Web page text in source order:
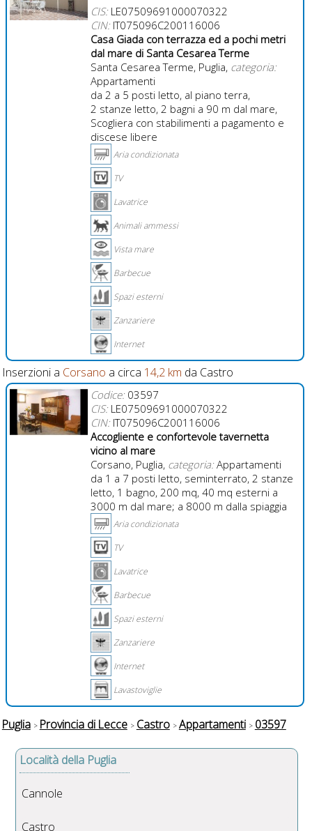
CIS:LE07509691000070322
CIN:IT075096C200116006
Casa Giada con terrazza ed a pochi metri
dal mare di Santa Cesarea Terme
Santa Cesarea Terme, Puglia, categoria:
Appartamenti
da 2 a 5 posti letto, al piano terra,
2 stanze letto, 2 bagni a 90 m dal mare,
Scogliera con stabilimenti a pagamento e
discese libere
Aria condizionata
TV
Lavatrice
Animali ammessi
Vista mare
Barbecue
Spazi esterni
Zanzariere
Internet
Inserzioni a Corsano a circa 14,2 km da Castro
Codice:03597
CIS:LE07509691000070322
CIN:IT075096C200116006
Accogliente e confortevole tavernetta
vicino al mare
Corsano, Puglia, categoria:Appartamenti
da 1 a 7 posti letto, seminterrato, 2 stanze
letto, 1 bagno, 200 mq, 40 mq esterni a
3000 m dal mare; a 8000 m dalla spiaggia
Aria condizionata
TV
Lavatrice
Barbecue
Spazi esterni
Zanzariere
Internet
Lavastoviglie
Puglia Provincia di Lecce Castro Appartamenti 03597
Località della Puglia
Cannole
Castro